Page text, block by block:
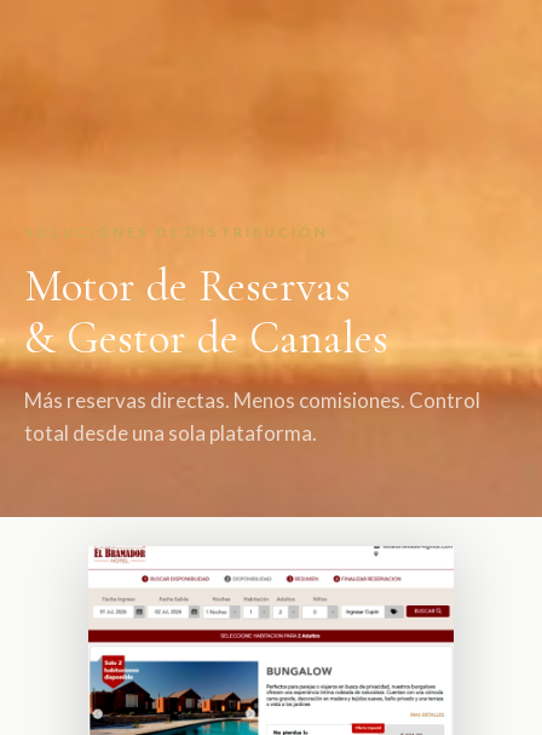
SOLUCIONES DE DISTRIBUCIÓN
Motor de Reservas
& Gestor de Canales
Más reservas directas. Menos comisiones. Control
total desde una sola plataforma.